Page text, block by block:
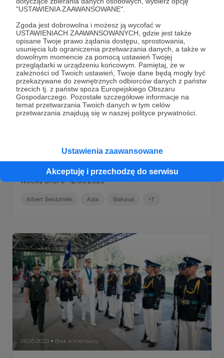
"USTAWIENIA ZAAWANSOWANE".
Zgoda jest dobrowolna i możesz ją wycofać w
USTAWIENIACH ZAAWANSOWANYCH, gdzie jest także
opisane Twoje prawo żądania dostępu, sprostowania,
usunięcia lub ograniczenia przetwarzania danych, a także w
dowolnym momencie za pomocą ustawień Twojej
przeglądarki w urządzeniu końcowym. Pamiętaj, że w
zależności od Twoich ustawień, Twoje dane będą mogły być
przekazywane do zewnętrznych odbiorców danych z państw
trzecich tj. z państw spoza Europejskiego Obszaru
Gospodarczego. Pozostałe szczegółowe informacje na
temat przetwarzania Twoich danych w tym celów
przetwarzania znajdują się w naszej polityce prywatności.
Ustawienia zaawansowane
Akceptuję i przechodzę do serwisu
wydatków oraz zwiększenie dochodów z opodatkowania
na poziomie 60 miliardów euro...
+6
Brak komentarzy
Weekly Brief 6–12.05.2023
Weekly Brief 6–12.05.2023
Albert Świdziński Azja Białoruś +7
06.05.2023 ● Brak komentarzy